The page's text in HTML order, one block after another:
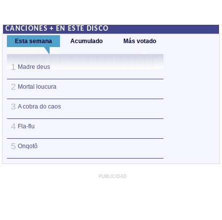
CANCIONES + EN ESTE DISCO
Esta semana Acumulado Más votado
1 Madre deus
2 Mortal loucura
3 A cobra do caos
4 Fla-flu
5 Onqotô
PUBLICIDAD